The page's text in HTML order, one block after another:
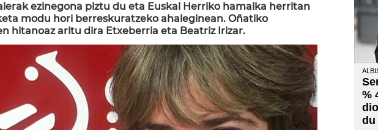
ezinegona piztu du eta Euskal Herriko hamaika herritan
modu hori berreskuratzeko ahaleginean. Oñatiko
hitanoaz aritu dira Etxeberria eta Beatriz Irizar.
%
du